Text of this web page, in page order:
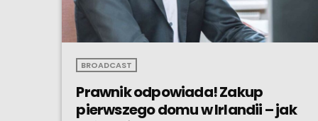
BROADCAST
Prawnik odpowiada! Zakup
pierwszego domu w Irlandii – jak